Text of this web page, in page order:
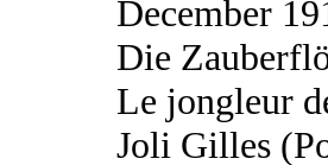
December
Die
Le jongleur
Joli Gilles